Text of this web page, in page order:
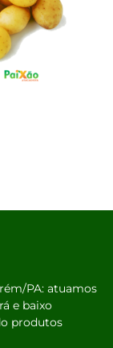
PA: atuamos
e baixo
produtos